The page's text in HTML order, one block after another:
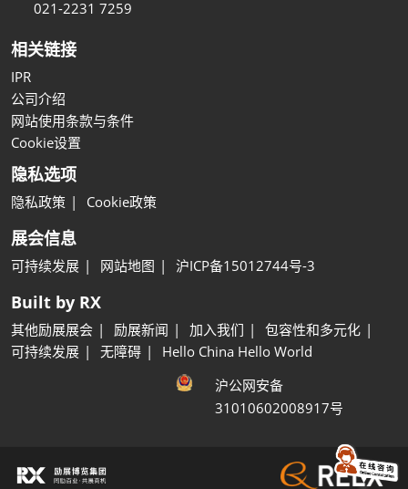
021-2231 7259
相关链接
IPR
公司介绍
网站使用条款与条件
Cookie设置
隐私选项
隐私政策 Cookie政策
展会信息
可持续发展 网站地图 沪ICP备15012744号-3
Built by RX
其他励展展会 励展新闻 加入我们
包容性和多元化
可持续发展
无障碍
Hello China Hello World
沪公网安备
31010602008917号